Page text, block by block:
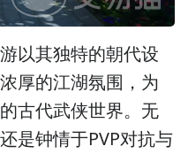
以其独特的朝代设
厚的江湖氛围，为
古代武侠世界。无
是钟情于PVP对抗与